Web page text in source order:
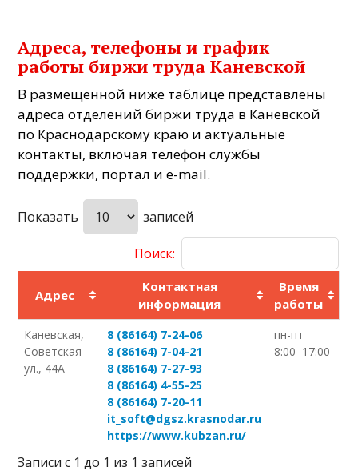
Адреса, телефоны и график
работы биржи труда Каневской
В размещенной ниже таблице представлены
адреса отделений биржи труда в Каневской
по Краснодарскому краю и актуальные
контакты, включая телефон службы
поддержки, портал и e-mail.
Показать записей
Поиск:
Адрес
Контактная
информация
Время
работы
Каневская,
Советская
ул., 44А
8 (86164) 7-24-06
8 (86164) 7-04-21
8 (86164) 7-27-93
8 (86164) 4-55-25
8 (86164) 7-20-11
it_soft@dgsz.krasnodar.ru
https://www.kubzan.ru/
пн-пт
8:00–17:00
Записи с 1 до 1 из 1 записей